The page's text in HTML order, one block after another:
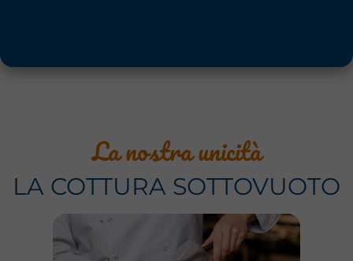
La nostra unicità
LA COTTURA SOTTOVUOTO